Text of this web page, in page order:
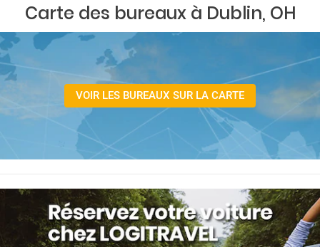
Carte des bureaux à Dublin, OH
VOIR LES BUREAUX SUR LA CARTE